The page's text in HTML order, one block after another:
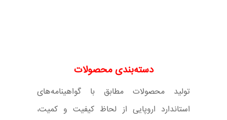
دسته‌بندی محصولات
تولید محصولات مطابق با گواهینامه‌های
استاندارد اروپایی از لحاظ کیفیت و کمیت،